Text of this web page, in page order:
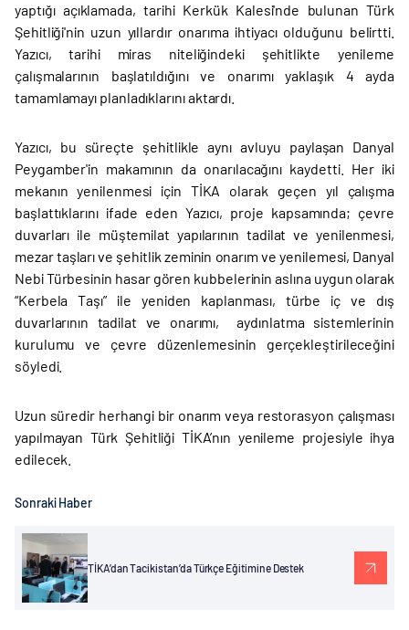
yaptığı açıklamada, tarihi Kerkük Kalesi'nde bulunan Türk
Şehitliği'nin uzun yıllardır onarıma ihtiyacı olduğunu belirtti.
Yazıcı, tarihi miras niteliğindeki şehitlikte yenileme
çalışmalarının başlatıldığını ve onarımı yaklaşık 4 ayda
tamamlamayı planladıklarını aktardı.
Yazıcı, bu süreçte şehitlikle aynı avluyu paylaşan Danyal
Peygamber'in makamının da onarılacağını kaydetti. Her iki
mekanın yenilenmesi için TİKA olarak geçen yıl çalışma
başlattıklarını ifade eden Yazıcı, proje kapsamında; çevre
duvarları ile müştemilat yapılarının tadilat ve yenilenmesi,
mezar taşları ve şehitlik zeminin onarım ve yenilemesi, Danyal
Nebi Türbesinin hasar gören kubbelerinin aslına uygun olarak
“Kerbela Taşı” ile yeniden kaplanması, türbe iç ve dış
duvarlarının tadilat ve onarımı, aydınlatma sistemlerinin
kurulumu ve çevre düzenlemesinin gerçekleştirileceğini
söyledi.
Uzun süredir herhangi bir onarım veya restorasyon çalışması
yapılmayan Türk Şehitliği TİKA’nın yenileme projesiyle ihya
edilecek.
Sonraki Haber
TİKA’dan Tacikistan’da Türkçe Eğitimine Destek